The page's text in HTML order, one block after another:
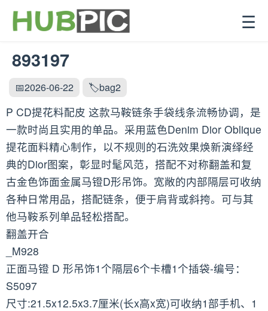
☰
893197
📅2026-06-22 🏷️bag2
P CD提花料配皮 这款马鞍链条手袋线条流畅协调，是
一款时尚且实用的单品。采用蓝色Denim Dior Oblique
提花面料精心制作，以不规则的石洗效果焕新演绎经
典的Dior图案，彰显时髦风范，搭配不对称翻盖和复
古金色饰面金属马镫D形吊饰。宽敞的内部隔层可收纳
各种日常用品，搭配链条，便于肩背或斜挎。可与其
他马鞍系列单品轻松搭配。
翻盖开合
_M928
正面马镫 D 形吊饰1个隔层6个卡槽1个插袋-编号：
S5097
尺寸:21.5x12.5x3.7厘米(长x高x宽)可收纳1部手机、1